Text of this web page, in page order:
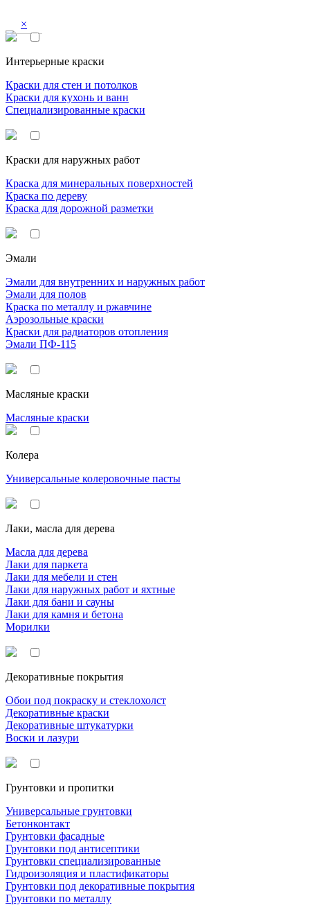
×
Интерьерные краски
Краски для стен и потолков
Краски для кухонь и ванн
Специализированные краски
Краски для наружных работ
Краска для минеральных поверхностей
Краска по дереву
Краска для дорожной разметки
Эмали
Эмали для внутренних и наружных работ
Эмали для полов
Краска по металлу и ржавчине
Аэрозольные краски
Краски для радиаторов отопления
Эмали ПФ-115
Масляные краски
Масляные краски
Колера
Универсальные колеровочные пасты
Лаки, масла для дерева
Масла для дерева
Лаки для паркета
Лаки для мебели и стен
Лаки для наружных работ и яхтные
Лаки для бани и сауны
Лаки для камня и бетона
Морилки
Декоративные покрытия
Обои под покраску и стеклохолст
Декоративные краски
Декоративные штукатурки
Воски и лазури
Грунтовки и пропитки
Универсальные грунтовки
Бетонконтакт
Грунтовки фасадные
Грунтовки под антисептики
Грунтовки специализированные
Гидроизоляция и пластификаторы
Грунтовки под декоративные покрытия
Грунтовки по металлу